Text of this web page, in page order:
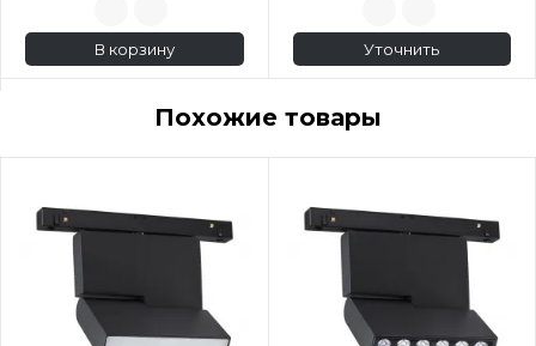
В корзину Уточнить
Похожие товары